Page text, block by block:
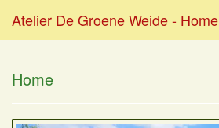
Atelier De Groene Weide - Home
Home